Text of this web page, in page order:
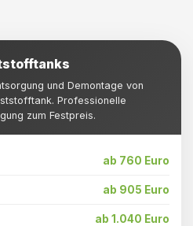
und Demontage von
Professionelle
zum Festpreis.
ab 760 Euro
ab 905 Euro
ab 1.040 Euro